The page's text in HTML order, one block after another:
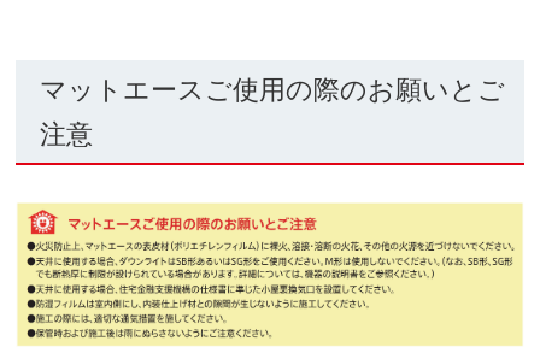
マットエースご使用の際のお願いとご
注意